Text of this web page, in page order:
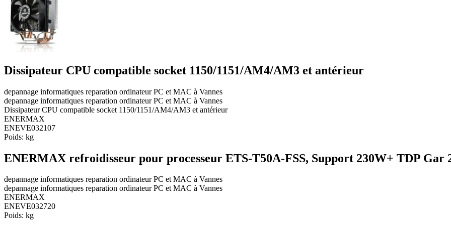
Dissipateur CPU compatible socket 1150/1151/AM4/AM3 et antérieur
depannage informatiques reparation ordinateur PC et MAC à Vannes
depannage informatiques reparation ordinateur PC et MAC à Vannes
Dissipateur CPU compatible socket 1150/1151/AM4/AM3 et antérieur
ENERMAX
ENEVE032107
Poids: kg
ENERMAX refroidisseur pour processeur ETS-T50A-FSS, Support 230W+ TDP Gar
depannage informatiques reparation ordinateur PC et MAC à Vannes
depannage informatiques reparation ordinateur PC et MAC à Vannes
ENERMAX
ENEVE032720
Poids: kg